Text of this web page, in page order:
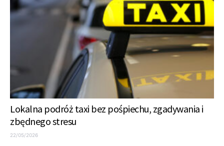
Lokalna podróż taxi bez pośpiechu, zgadywania i
zbędnego stresu
22/05/2026